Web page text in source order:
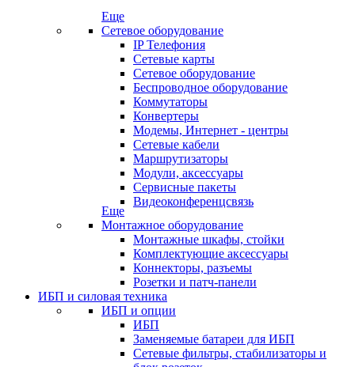
Еще
Сетевое оборудование
IP Телефония
Сетевые карты
Сетевое оборудование
Беспроводное оборудование
Коммутаторы
Конвертеры
Модемы, Интернет - центры
Сетевые кабели
Маршрутизаторы
Модули, аксессуары
Сервисные пакеты
Видеоконференцсвязь
Еще
Монтажное оборудование
Монтажные шкафы, стойки
Комплектующие аксессуары
Коннекторы, разъемы
Розетки и патч-панели
ИБП и силовая техника
ИБП и опции
ИБП
Заменяемые батареи для ИБП
Сетевые фильтры, стабилизаторы и